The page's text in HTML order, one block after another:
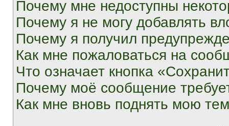
Почему мне недоступны
Почему я не могу добавлять
Почему я получил
Как мне пожаловаться на
Что означает кнопка
Почему моё сообщение
Как мне вновь поднять мою